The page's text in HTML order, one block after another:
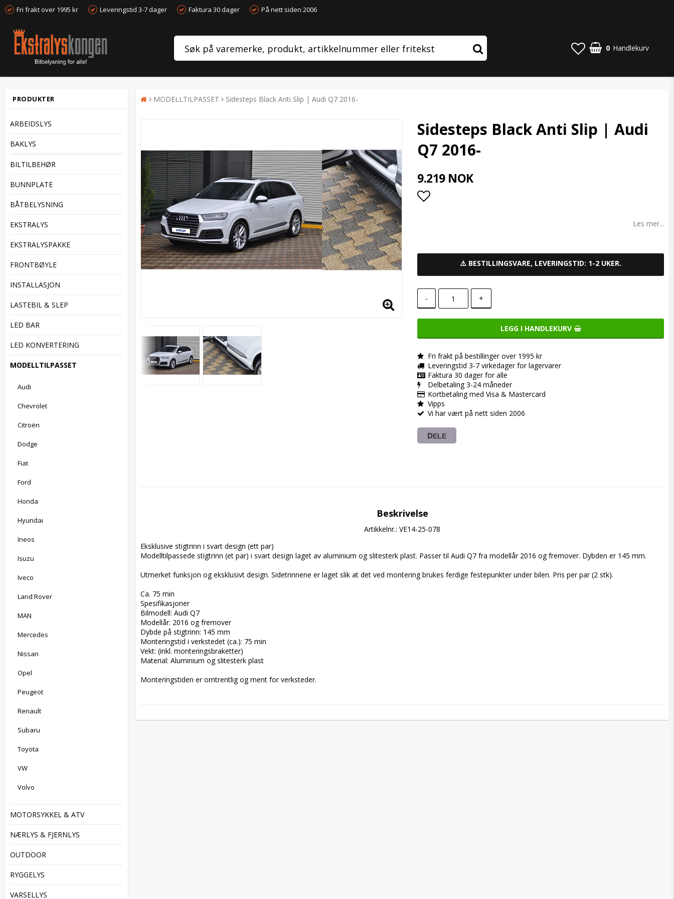
Fri frakt over 1995 kr Leveringstid 3-7 dager Faktura 30 dager På nett siden 2006
0 Handlekurv
PRODUKTER
ARBEIDSLYS
BAKLYS
BILTILBEHØR
BUNNPLATE
BÅTBELYSNING
EKSTRALYS
EKSTRALYSPAKKE
FRONTBØYLE
INSTALLASJON
LASTEBIL & SLEP
LED BAR
LED KONVERTERING
MODELLTILPASSET
Audi
Chevrolet
Citroën
Dodge
Fiat
Ford
Honda
Hyundai
Ineos
Isuzu
Iveco
Land Rover
MAN
Mercedes
Nissan
Opel
Peugeot
Renault
Subaru
Toyota
VW
Volvo
MOTORSYKKEL & ATV
NÆRLYS & FJERNLYS
OUTDOOR
RYGGELYS
VARSELLYS
MODELLTILPASSET Sidesteps Black Anti Slip | Audi Q7 2016-
Sidesteps Black Anti Slip | Audi
Q7 2016-
9.219 NOK
Les mer...
⚠️ BESTILLINGSVARE, LEVERINGSTID: 1-2 UKER.
- +
LEGG I HANDLEKURV
Fri frakt på bestillinger over 1995 kr
Leveringstid 3-7 virkedager for lagervarer
Faktura 30 dager for alle
Delbetaling 3-24 måneder
Kortbetaling med Visa & Mastercard
Vipps
Vi har vært på nett siden 2006
DELE
Beskrivelse
Artikkelnr.: VE14-25-078
Eksklusive stigtrinn i svart design (ett par)
Modelltilpassede stigtrinn (et par) i svart design laget av aluminium og slitesterk plast. Passer til Audi Q7 fra modellår 2016 og fremover. Dybden er 145 mm.
Utmerket funksjon og eksklusivt design. Sidetrinnene er laget slik at det ved montering brukes ferdige festepunkter under bilen. Pris per par (2 stk).
Ca. 75 min
Spesifikasjoner
Bilmodell: Audi Q7
Modellår: 2016 og fremover
Dybde på stigtrinn: 145 mm
Monteringstid i verkstedet (ca.): 75 min
Vekt: (inkl. monteringsbraketter)
Material: Aluminium og slitesterk plast
Monteringstiden er omtrentlig og ment for verksteder.